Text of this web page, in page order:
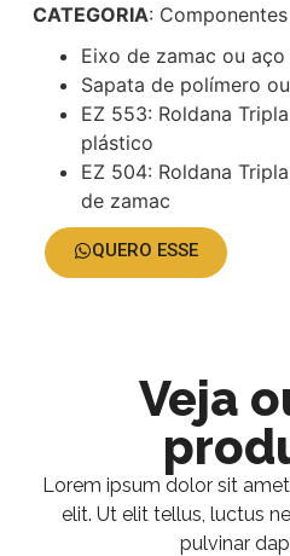
CATEGORIA:
Eixo de zamac ou aço
Sapata de polímero
EZ 553: Roldana
plástico
EZ 504: Roldana
de zamac
QUERO ESSE
Veja
Lorem ipsum dolor sit
elit. Ut elit tellus, luctus
pulvinar